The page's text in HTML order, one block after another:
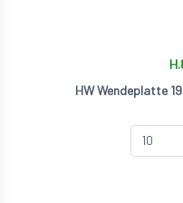
HW Wendeplatte